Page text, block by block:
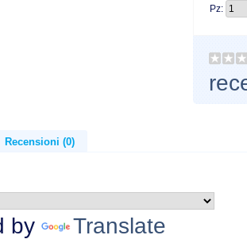
Pz:
Recensioni (0)
by Translate